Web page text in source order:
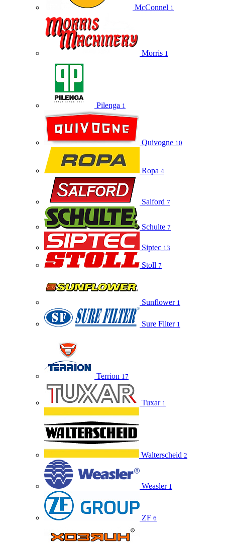
McConnel 1
Morris 1
Pilenga 1
Quivogne 10
Ropa 4
Salford 7
Schulte 7
Siptec 13
Stoll 7
Sunflower 1
Sure Filter 1
Terrion 17
Tuxar 1
Walterscheid 2
Weasler 1
ZF 6